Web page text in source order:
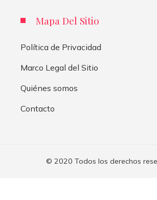
Mapa Del Sitio
Política de Privacidad
Marco Legal del Sitio
Quiénes somos
Contacto
© 2020 Todos los derechos